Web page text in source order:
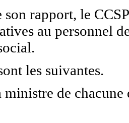
son rapport, le
au personnel
les suivantes.
ministre de